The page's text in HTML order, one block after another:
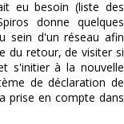
eu besoin (liste des
donne quelques
sein d'un réseau afin
du retour, de visiter si
s'initier à la nouvelle
de déclaration de
prise en compte dans